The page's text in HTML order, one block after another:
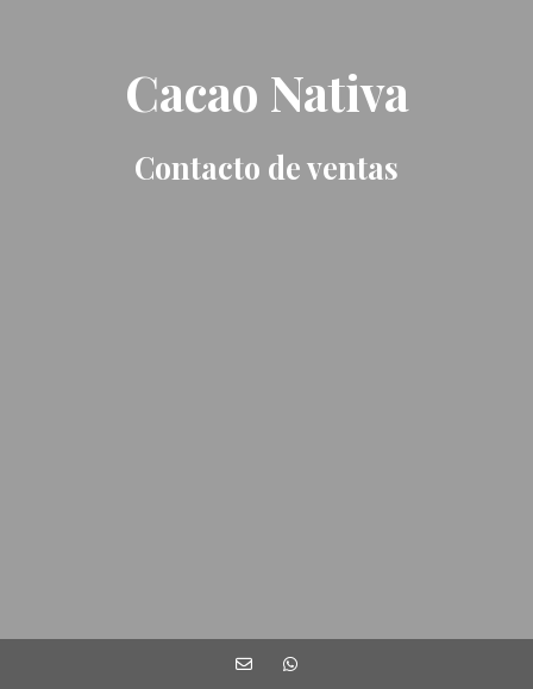
Cacao Nativa
Contacto de ventas